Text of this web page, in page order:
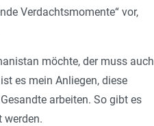
Verdachtsmomente“ vor,
möchte, der muss auch
es mein Anliegen, diese
arbeiten. So gibt es
werden.